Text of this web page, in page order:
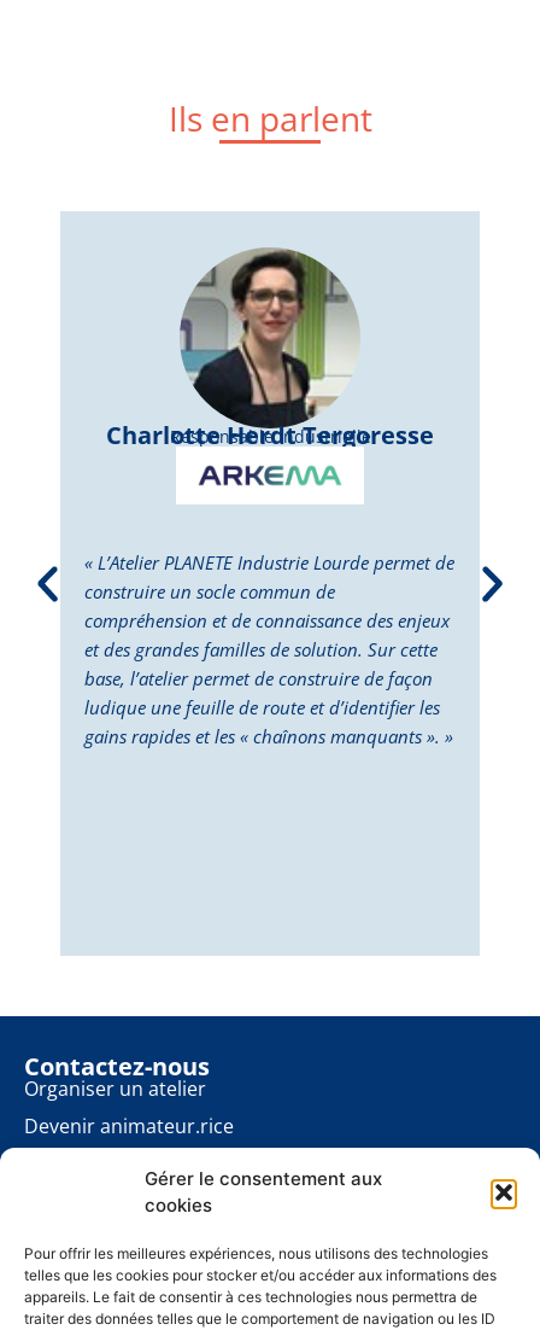
Gérer le consentement aux
cookies
Pour offrir les meilleures expériences, nous utilisons des technologies
telles que les cookies pour stocker et/ou accéder aux informations des
appareils. Le fait de consentir à ces technologies nous permettra de
traiter des données telles que le comportement de navigation ou les ID
Ils en parlent
Charlotte Herdt Tergoresse
Responsable Industrielle
« L’Atelier PLANETE Industrie Lourde permet de
construire un socle commun de
compréhension et de connaissance des enjeux
et des grandes familles de solution. Sur cette
base, l’atelier permet de construire de façon
ludique une feuille de route et d’identifier les
gains rapides et les « chaînons manquants ». »
Contactez-nous
Organiser un atelier
Devenir animateur.rice
Contact presse
À propos
Mentions légales